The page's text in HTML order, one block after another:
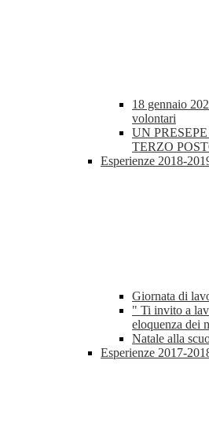
18 gennaio
volontari
UN
TERZO
Esperienze 2018-
Giornata di
" Ti invito a
eloquenza dei
Natale alla
Esperienze 2017-